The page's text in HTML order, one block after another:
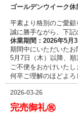
ゴールデンウイーク
平素より格別のご愛顧
誠に勝手ながら、下記
休業期間：2026年5月
期間中にいただいたお
5月7日（木）以降、順
ご不便をおかけいたし
何卒ご理解のほどよろ
2026-03-26
完売御礼㊗